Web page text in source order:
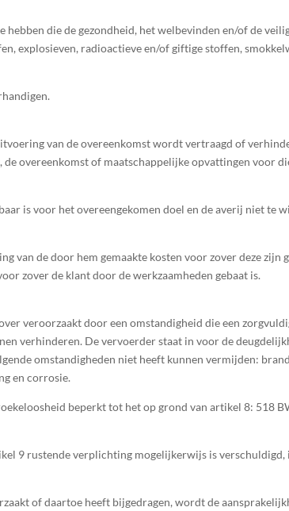
die de gezondheid, het welbevinden en/of de
explosieven, radioactieve en/of giftige stoffen,
van de overeen­komst wordt vertraagd of
overeenkomst of maatschappelijke opvattingen voor
is voor het overeengekomen doel en de averij niet te
van de door hem gemaakte kosten voor zover deze zijn
zover de klant door de werkzaamheden gebaat is.
veroorzaakt door een omstandigheid die een
verhinderen. De vervoerder staat in voor de
omstandigheden niet heeft kunnen vermijden:
en corrosie.
beperkt tot het op grond van artikel 8: 518
9 rustende verplichting mogelijkerwijs is verschuldigd,
of daartoe heeft bijgedragen, wordt de